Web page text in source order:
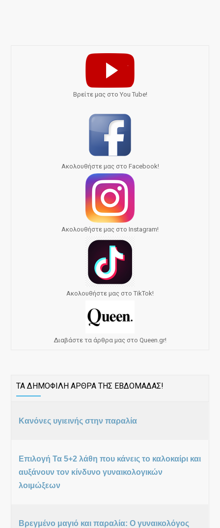
Bρείτε μας στο You Tube!
Ακολουθήστε μας στο Facebook!
Ακολουθήστε μας στο Instagram!
Ακολουθήστε μας στο TikTok!
Διαβάστε τα άρθρα μας στο Queen.gr!
ΤΑ ΔΗΜΟΦΙΛΗ ΑΡΘΡΑ ΤΗΣ ΕΒΔΟΜΑΔΑΣ!
Κανόνες υγιεινής στην παραλία
Επιλογή Τα 5+2 λάθη που κάνεις το καλοκαίρι και
αυξάνουν τον κίνδυνο γυναικολογικών
λοιμώξεων
Βρεγμένο μαγιό και παραλία: Ο γυναικολόγος